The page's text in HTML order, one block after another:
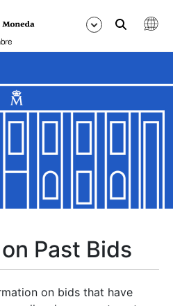
Past Bids
on bids that have